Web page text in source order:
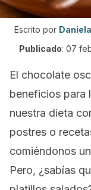
Escrito por
Publicado: 07
El chocolate
beneficios para
nuestra dieta
postres o
comiéndonos
Pero, ¿sabías